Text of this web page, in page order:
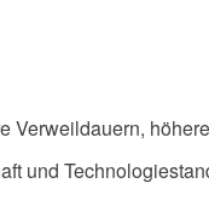
Verweildauern,
und